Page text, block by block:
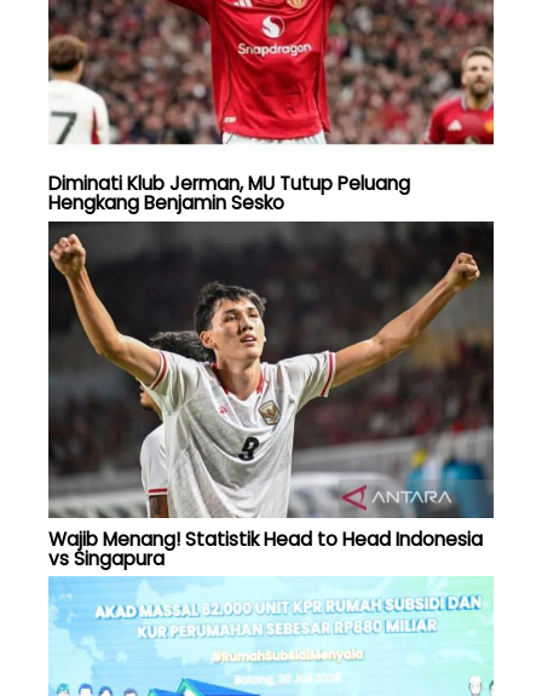
Diminati Klub Jerman, MU Tutup Peluang
Hengkang Benjamin Sesko
Wajib Menang! Statistik Head to Head Indonesia
vs Singapura